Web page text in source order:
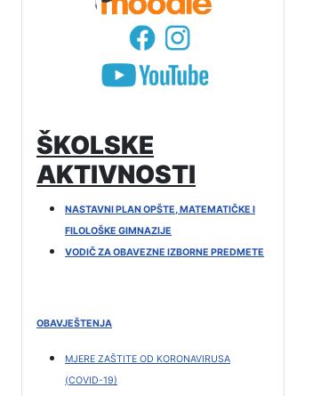
ŠKOLSKE
AKTIVNOSTI
NASTAVNI PLAN OPŠTE, MATEMATIČKE I
FILOLOŠKE GIMNAZIJE
VODIČ ZA OBAVEZNE IZBORNE PREDMETE
OBAVJEŠTENJA
MJERE ZAŠTITE OD KORONAVIRUSA
(COVID-19)